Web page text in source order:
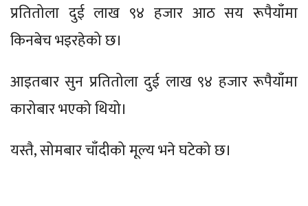
प्रतितोला दुई लाख ९४ हजार आठ सय रूपैयाँमा
किनबेच भइरहेको छ।
आइतबार सुन प्रतितोला दुई लाख ९४ हजार रूपैयाँमा
कारोबार भएको थियो।
यस्तै, सोमबार चाँदीको मूल्य भने घटेको छ।